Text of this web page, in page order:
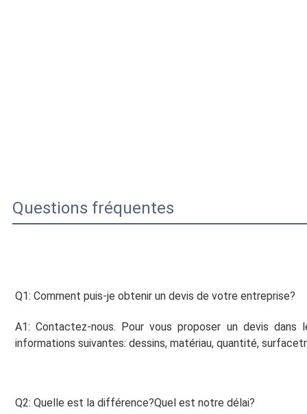
Questions fréquentes
Q1: Comment puis-je obtenir un devis de votre entreprise?
A1: Contactez-nous. Pour vous proposer un devis dans
informations suivantes: dessins, matériau, quantité, surface
Q2: Quelle est la différence?Quel est notre délai?